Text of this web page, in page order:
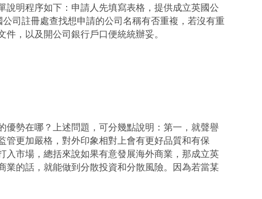
明程序如下：申請人先填寫表格，提供成立英國公
司註冊處查找想申請的公司名稱有否重複，若沒有重
，以及開公司銀行戶口便統統辦妥。
勢在哪？上述問題，可分幾點說明：第一，就聲譽
更加嚴格，對外印象相對上會有更好品質和有保
市場，總括來說如果有意發展海外商業，那成立英
的話，就能做到分散投資和分散風險。因為若當某